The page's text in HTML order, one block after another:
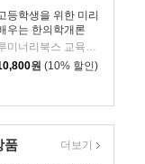
등학생을 위한 미리
우는 한의학개론
원 (10% 할인)
품 더보기